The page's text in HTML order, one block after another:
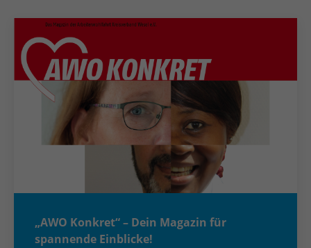
„AWO Konkret“ – Dein Magazin für
spannende Einblicke!